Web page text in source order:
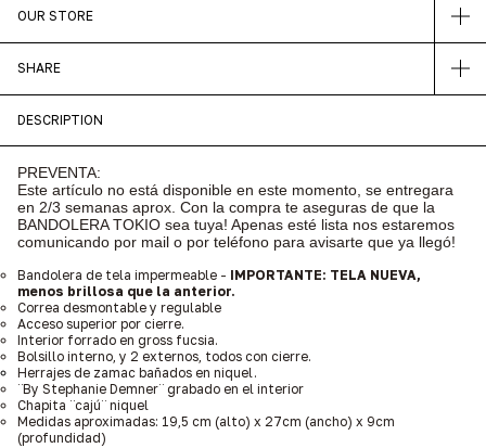
OUR STORE
SHARE
DESCRIPTION
PREVENTA:
Este artículo no está disponible en este momento, se entregara
en 2/3 semanas aprox. Con la compra te aseguras de que la
BANDOLERA TOKIO sea tuya! Apenas esté lista nos estaremos
comunicando por mail o por teléfono para avisarte que ya llegó!
Bandolera de tela impermeable - IMPORTANTE: TELA NUEVA,
menos brillosa que la anterior.
Correa desmontable y regulable
Acceso superior por cierre.
Interior forrado en gross fucsia.
Bolsillo interno, y 2 externos, todos con cierre.
Herrajes de zamac bañados en niquel.
¨By Stephanie Demner¨ grabado en el interior
Chapita ¨cajú¨ niquel
Medidas aproximadas: 19,5 cm (alto) x 27cm (ancho) x 9cm
(profundidad)